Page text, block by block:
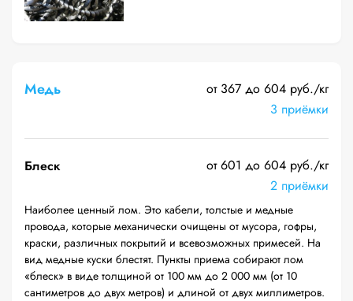
Медь
от 367 до 604 руб./кг
3 приёмки
Блеск
от 601 до 604 руб./кг
2 приёмки
Наиболее ценный лом. Это кабели, толстые и медные
провода, которые механически очищены от мусора, гофры,
краски, различных покрытий и всевозможных примесей. На
вид медные куски блестят. Пункты приема собирают лом
«блеск» в виде толщиной от 100 мм до 2 000 мм (от 10
сантиметров до двух метров) и длиной от двух миллиметров.